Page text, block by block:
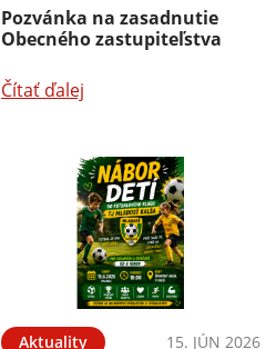
Pozvánka na zasadnutie
Obecného zastupiteľstva
Čítať ďalej
Aktuality 15. JÚN 2026